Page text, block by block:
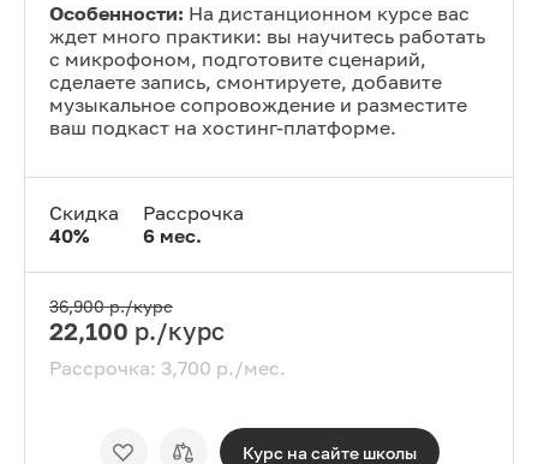
Особенности: На дистанционном курсе вас
ждет много практики: вы научитесь работать
с микрофоном, подготовите сценарий,
сделаете запись, смонтируете, добавите
музыкальное сопровождение и разместите
ваш подкаст на хостинг-платформе.
Скидка
40%
Рассрочка
6 мес.
36,900р./курс
22,100 р./курс
Рассрочка: 3,700 р./мес.
Курс на сайте школы